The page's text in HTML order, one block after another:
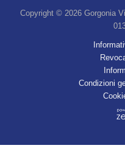
Copyright © 2026 Gorgonia
Condizioni